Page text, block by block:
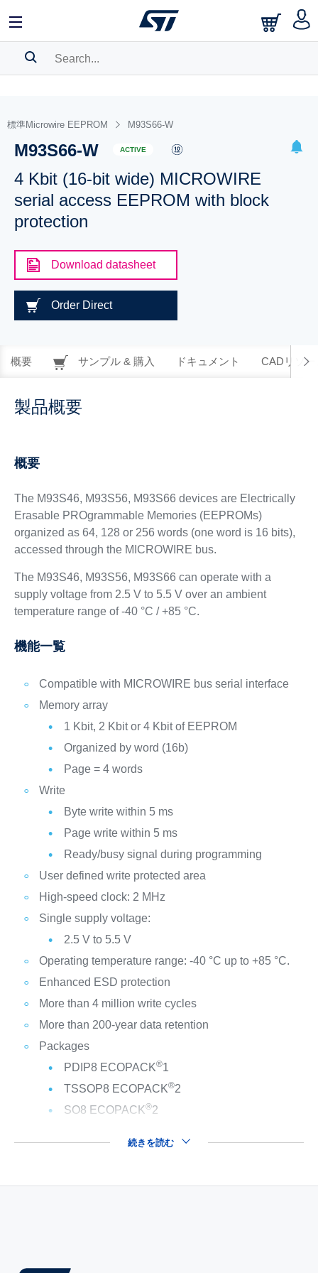
BOOKMARK
Pleaselog in to show your saved searches.
標準Microwire EEPROM M93S66-W
M93S66-W ACTIVE
4 Kbit (16-bit wide) MICROWIRE
serial access EEPROM with block
protection
Download datasheet
Order Direct
概要 サンプル & 購入 ドキュメント CADリソー
製品概要
概要
The M93S46, M93S56, M93S66 devices are Electrically
Erasable PROgrammable Memories (EEPROMs)
organized as 64, 128 or 256 words (one word is 16 bits),
accessed through the MICROWIRE bus.
The M93S46, M93S56, M93S66 can operate with a
supply voltage from 2.5 V to 5.5 V over an ambient
temperature range of -40 °C / +85 °C.
機能一覧
Compatible with MICROWIRE bus serial interface
Memory array
1 Kbit, 2 Kbit or 4 Kbit of EEPROM
Organized by word (16b)
Page = 4 words
Write
Byte write within 5 ms
Page write within 5 ms
Ready/busy signal during programming
User defined write protected area
High-speed clock: 2 MHz
Single supply voltage:
2.5 V to 5.5 V
Operating temperature range: -40 °C up to +85 °C.
Enhanced ESD protection
More than 4 million write cycles
More than 200-year data retention
Packages
PDIP8 ECOPACK®1
TSSOP8 ECOPACK®2
SO8 ECOPACK®2
続きを読む